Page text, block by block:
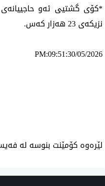
*كۆی گشتیی ئه‌و حاجییانه‌ی
نزیكه‌ی 23 هه‌زار كه‌س.
PM:09:51:30/05/2026
لێرەوە کۆمێنت بنوسە لە